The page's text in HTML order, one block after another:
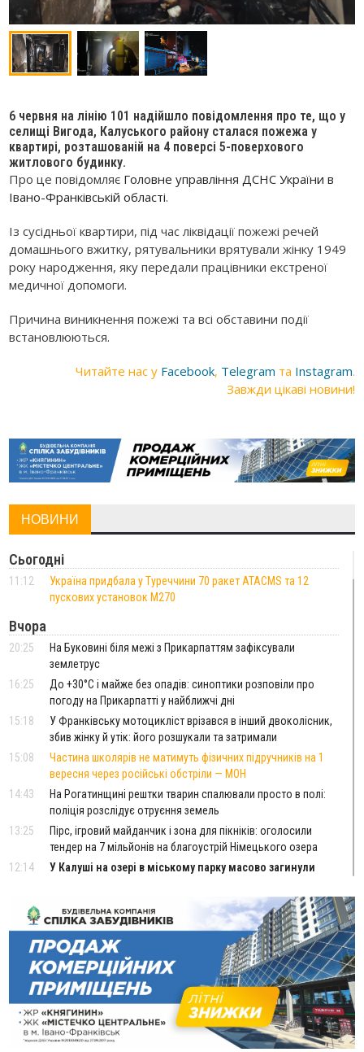
6 червня на лінію 101 надійшло повідомлення про те, що у
селищі Вигода, Калуського району сталася пожежа у
квартирі, розташованій на 4 поверсі 5-поверхового
житлового будинку.
Про це повідомляє Головне управління ДСНС України в
Івано-Франківській області.
Із сусідньої квартири, під час ліквідації пожежі речей
домашнього вжитку, рятувальники врятували жінку 1949
року народження, яку передали працівники екстреної
медичної допомоги.
Причина виникнення пожежі та всі обставини події
встановлюються.
Читайте нас у Facebook, Telegram та Instagram.
Завжди цікаві новини!
НОВИНИ
Сьогодні
11:12
Україна придбала у Туреччини 70 ракет ATACMS та 12
пускових установок M270
Вчора
20:25
На Буковині біля межі з Прикарпаттям зафіксували
землетрус
16:25
До +30°C і майже без опадів: синоптики розповіли про
погоду на Прикарпатті у найближчі дні
15:18
У Франківську мотоцикліст врізався в інший двоколісник,
збив жінку й утік: його розшукали та затримали
15:08
Частина школярів не матимуть фізичних підручників на 1
вересня через російські обстріли — МОН
14:43
На Рогатинщині рештки тварин спалювали просто в полі:
поліція розслідує отруєння земель
13:25
Пірс, ігровий майданчик і зона для пікніків: оголосили
тендер на 7 мільйонів на благоустрій Німецького озера
12:14
У Калуші на озері в міському парку масово загинули
11:18
Майстра лісу з Верховинщини оштрафували на 600 тисяч за
переправлення чоловіків до Румунії
10:49
На Прикарпатті через негоду сталися аварійні вимкнення
світла
10:43
За змову на тендері для Долинської лікарні двох
підприємців оштрафували на 272 тисячі гривень
10:09
Яремчанський суд виніс вирок чоловіку, який у Буковелі
вкрав із супермаркету пляшку віскі за 8,5 тисяч